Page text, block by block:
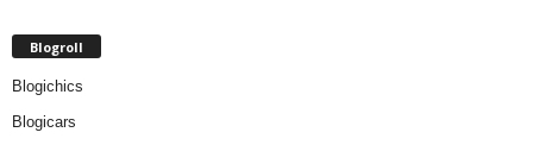
Blogroll
Blogichics
Blogicars